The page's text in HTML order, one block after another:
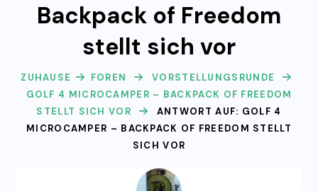
Backpack of Freedom
stellt sich vor
ZUHAUSE FOREN
VORSTELLUNGSRUNDE
GOLF 4 MICROCAMPER – BACKPACK OF FREEDOM
STELLT SICH VOR
ANTWORT AUF: GOLF 4
MICROCAMPER – BACKPACK OF FREEDOM STELLT
SICH VOR